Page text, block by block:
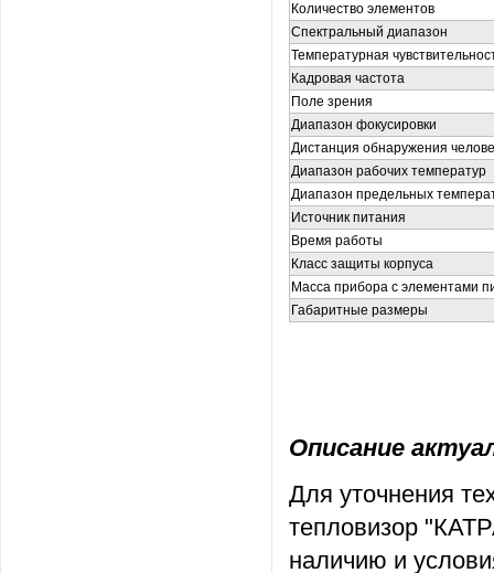
Количество элементов
Спектральный диапазон
Температурная
Кадровая частота
Поле зрения
Диапазон фокусировки
Дистанция обнаружения
Диапазон рабочих температур
Диапазон предельных
Источник питания
Время работы
Класс защиты корпуса
Масса прибора с элементами
Габаритные размеры
Описание
Для уточнения
тепловизор
наличию и